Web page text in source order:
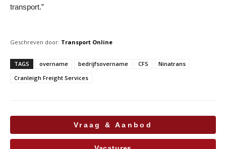
transport.”
Geschreven door: Transport Online
TAGS overname bedrijfsovername CFS
Ninatrans
Cranleigh Freight Services
Vraag & Aanbod